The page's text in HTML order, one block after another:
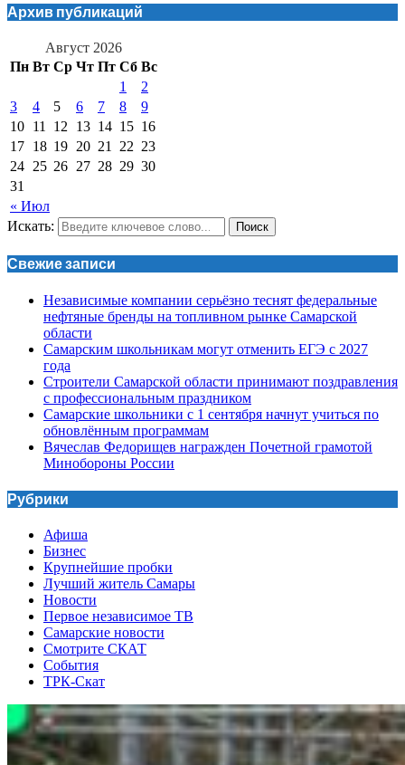
Архив публикаций
Август 2026
Пн Вт Ср Чт Пт Сб Вс
« Июл
1
2
3
4 5 6 7 8
9
10 11 12 13 14 15 16
17 18 19 20 21 22 23
24 25 26 27 28 29 30
31
Искать: Поиск
Свежие записи
Независимые компании серьёзно теснят федеральные
нефтяные бренды на топливном рынке Самарской
области
Самарским школьникам могут отменить ЕГЭ с 2027
года
Строители Самарской области принимают поздравления
с профессиональным праздником
Самарские школьники с 1 сентября начнут учиться по
обновлённым программам
Вячеслав Федорищев награжден Почетной грамотой
Минобороны России
Рубрики
Афиша
Бизнес
Крупнейшие пробки
Лучший житель Самары
Новости
Первое независимое ТВ
Самарские новости
Смотрите СКАТ
События
ТРК-Скат